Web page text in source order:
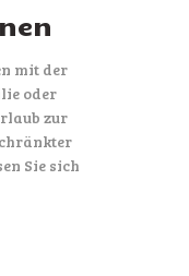
mit der
oder
zur
Sie sich